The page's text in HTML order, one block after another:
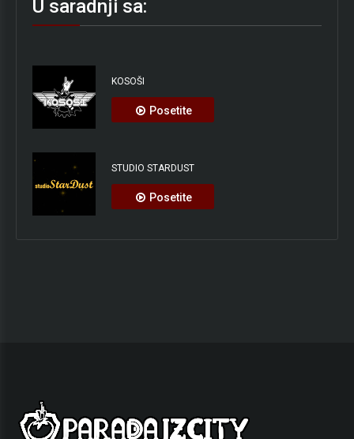
U saradnji sa:
KOSOŠI
Posetite
STUDIO STARDUST
Posetite